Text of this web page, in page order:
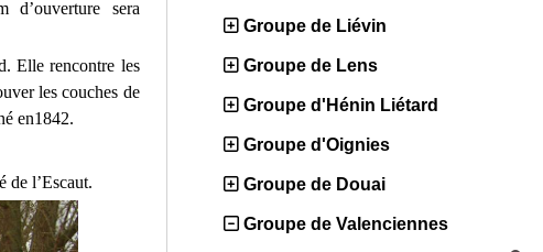
d’ouverture sera
Elle rencontre les
les couches de
en1842.
de l’Escaut.
Groupe de Liévin
Groupe de Lens
Groupe d'Hénin Liétard
Groupe d'Oignies
Groupe de Douai
Groupe de Valenciennes